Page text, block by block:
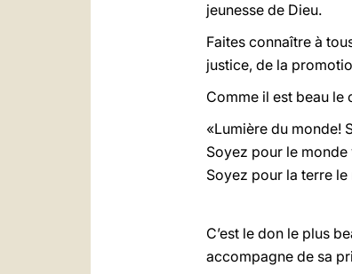
jeunesse de Dieu.
Faites connaître à
justice, de la
Comme il est beau le
«Lumière du monde!
Soyez pour le monde
Soyez pour la terre
C’est le don le plus
accompagne de sa